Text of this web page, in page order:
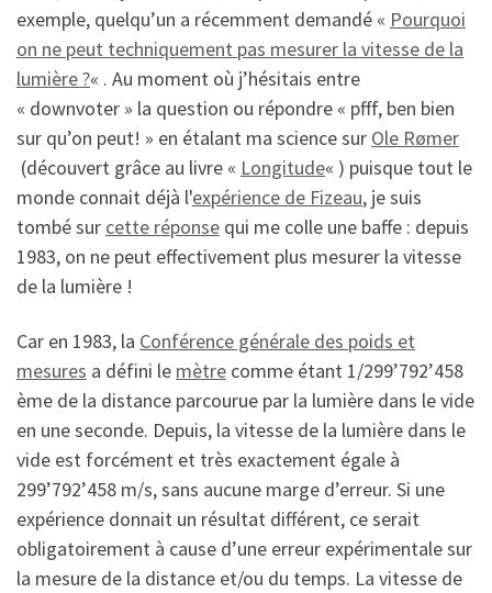
exemple, quelqu’un a récemment demandé « Pourquoi
on ne peut techniquement pas mesurer la vitesse de la
lumière ?« . Au moment où j’hésitais entre
« downvoter » la question ou répondre « pfff, ben bien
sur qu’on peut! » en étalant ma science sur Ole Rømer
(découvert grâce au livre « Longitude« ) puisque tout le
monde connait déjà l'expérience de Fizeau, je suis
tombé sur cette réponse qui me colle une baffe : depuis
1983, on ne peut effectivement plus mesurer la vitesse
de la lumière !
Car en 1983, la Conférence générale des poids et
mesures a défini le mètre comme étant 1/299’792’458
ème de la distance parcourue par la lumière dans le vide
en une seconde. Depuis, la vitesse de la lumière dans le
vide est forcément et très exactement égale à
299’792’458 m/s, sans aucune marge d’erreur. Si une
expérience donnait un résultat différent, ce serait
obligatoirement à cause d’une erreur expérimentale sur
la mesure de la distance et/ou du temps. La vitesse de